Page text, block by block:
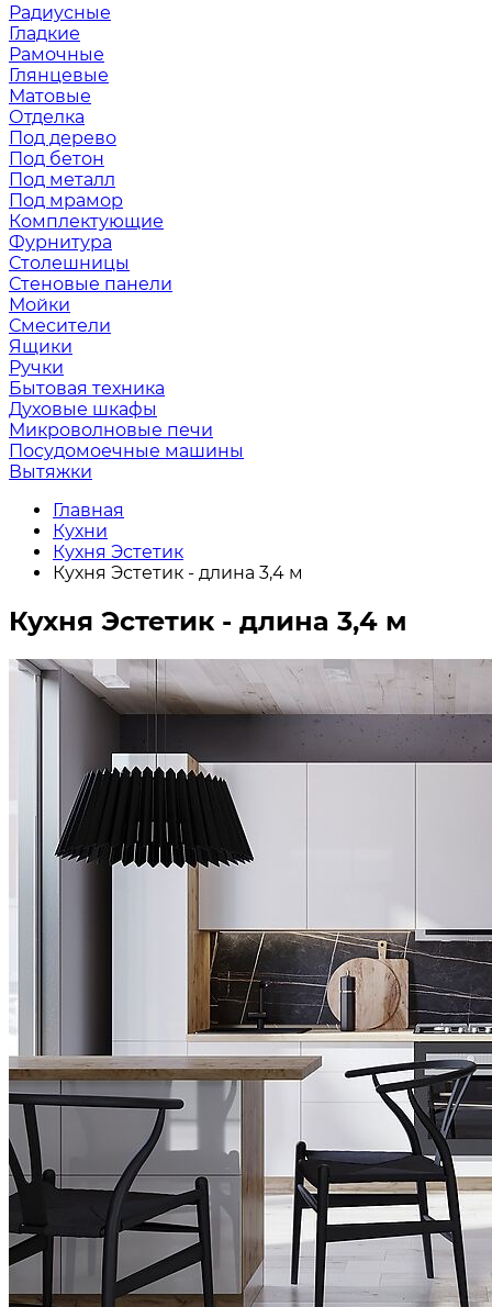
Радиусные
Гладкие
Рамочные
Глянцевые
Матовые
Отделка
Под дерево
Под бетон
Под металл
Под мрамор
Комплектующие
Фурнитура
Столешницы
Стеновые панели
Мойки
Смесители
Ящики
Ручки
Бытовая техника
Духовые шкафы
Микроволновые печи
Посудомоечные машины
Вытяжки
Главная
Кухни
Кухня Эстетик
Кухня Эстетик - длина 3,4 м
Кухня Эстетик - длина 3,4 м